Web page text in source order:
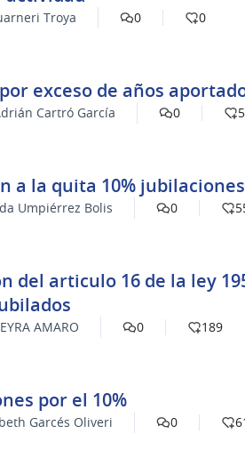
Troya 0 0
exceso de años
Cartró García 0 5
a la quita 10%
Umpiérrez Bolis 0
del articulo 16 de la ley
AMARO 0 189
por el 10%
Garcés Oliveri 0